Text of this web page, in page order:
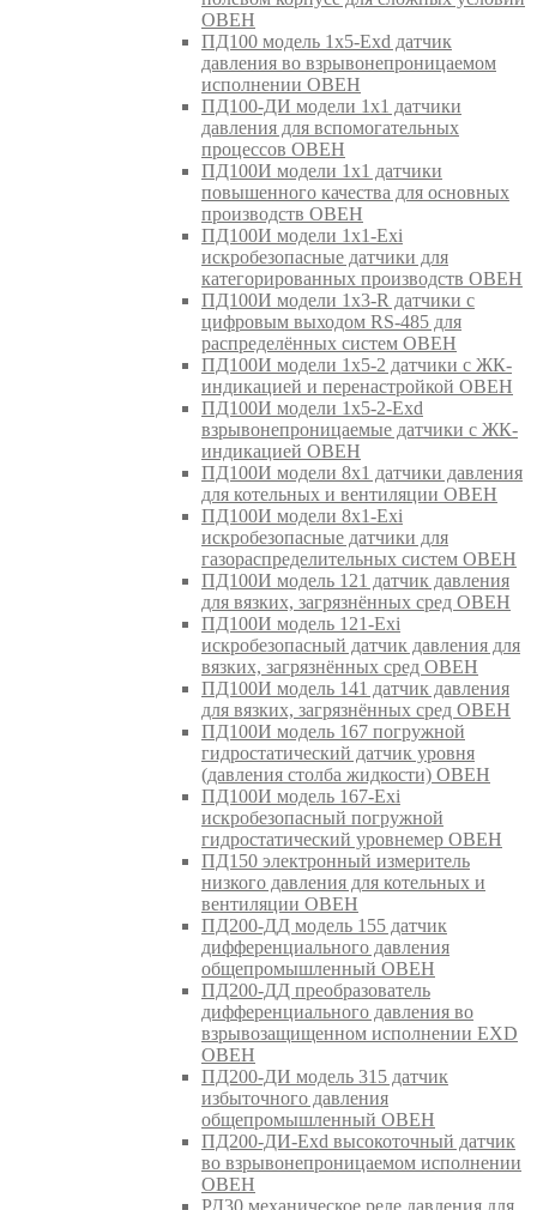
ОВЕН
ПД100 модель 1х5-Exd датчик
давления во взрывонепроницаемом
исполнении ОВЕН
ПД100-ДИ модели 1х1 датчики
давления для вспомогательных
процессов ОВЕН
ПД100И модели 1х1 датчики
повышенного качества для основных
производств ОВЕН
ПД100И модели 1х1-Exi
искробезопасные датчики для
категорированных производств ОВЕН
ПД100И модели 1х3-R датчики с
цифровым выходом RS-485 для
распределённых систем ОВЕН
ПД100И модели 1х5-2 датчики с ЖК-
индикацией и перенастройкой ОВЕН
ПД100И модели 1х5-2-Exd
взрывонепроницаемые датчики с ЖК-
индикацией ОВЕН
ПД100И модели 8х1 датчики давления
для котельных и вентиляции ОВЕН
ПД100И модели 8х1-Exi
искробезопасные датчики для
газораспределительных систем ОВЕН
ПД100И модель 121 датчик давления
для вязких, загрязнённых сред ОВЕН
ПД100И модель 121-Exi
искробезопасный датчик давления для
вязких, загрязнённых сред ОВЕН
ПД100И модель 141 датчик давления
для вязких, загрязнённых сред ОВЕН
ПД100И модель 167 погружной
гидростатический датчик уровня
(давления столба жидкости) ОВЕН
ПД100И модель 167-Exi
искробезопасный погружной
гидростатический уровнемер ОВЕН
ПД150 электронный измеритель
низкого давления для котельных и
вентиляции ОВЕН
ПД200-ДД модель 155 датчик
дифференциального давления
общепромышленный ОВЕН
ПД200-ДД преобразователь
дифференциального давления во
взрывозащищенном исполнении EXD
ОВЕН
ПД200-ДИ модель 315 датчик
избыточного давления
общепромышленный ОВЕН
ПД200-ДИ-Exd высокоточный датчик
во взрывонепроницаемом исполнении
ОВЕН
РД30 механическое реле давления для